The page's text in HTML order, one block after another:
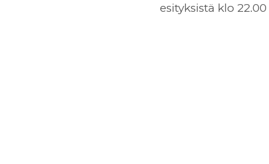
esityksistä klo 22.00